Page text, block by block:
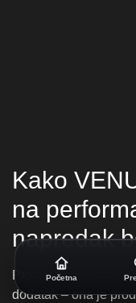
postiže rezultate na
mjeriti.
Prva prednost
Prva i možda
treninga. Kada znaš
Početna